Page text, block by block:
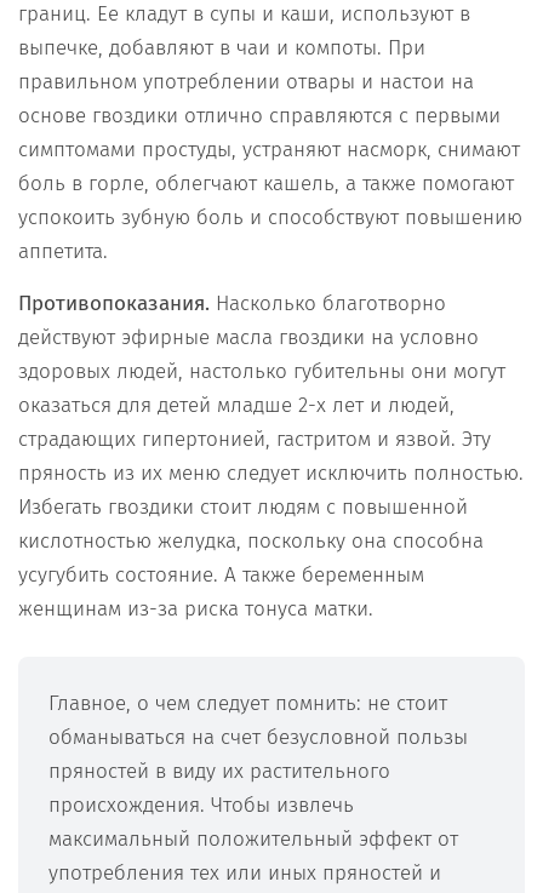
границ. Ее кладут в супы и каши, используют в
выпечке, добавляют в чаи и компоты. При
правильном употреблении отвары и настои на
основе гвоздики отлично справляются с первыми
симптомами простуды, устраняют насморк, снимают
боль в горле, облегчают кашель, а также помогают
успокоить зубную боль и способствуют повышению
аппетита.
Противопоказания. Насколько благотворно
действуют эфирные масла гвоздики на условно
здоровых людей, настолько губительны они могут
оказаться для детей младше 2-х лет и людей,
страдающих гипертонией, гастритом и язвой. Эту
пряность из их меню следует исключить полностью.
Избегать гвоздики стоит людям с повышенной
кислотностью желудка, поскольку она способна
усугубить состояние. А также беременным
женщинам из-за риска тонуса матки.
Главное, о чем следует помнить: не стоит
обманываться на счет безусловной пользы
пряностей в виду их растительного
происхождения. Чтобы извлечь
максимальный положительный эффект от
употребления тех или иных пряностей и